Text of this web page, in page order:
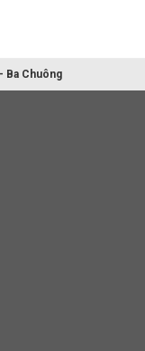
Ba Chuông